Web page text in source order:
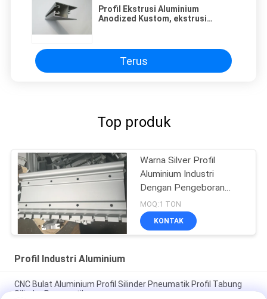
Profil Ekstrusi Aluminium
Anodized Kustom, ekstrusi
Terus
Top produk
Warna Silver Profil
Aluminium Industri
Dengan Pengeboran
CNC
MOQ:1 TON
KONTAK
Profil Industri Aluminium
CNC Bulat Aluminium Profil Silinder Pneumatik Profil Tabung
Silinder Pneumatik